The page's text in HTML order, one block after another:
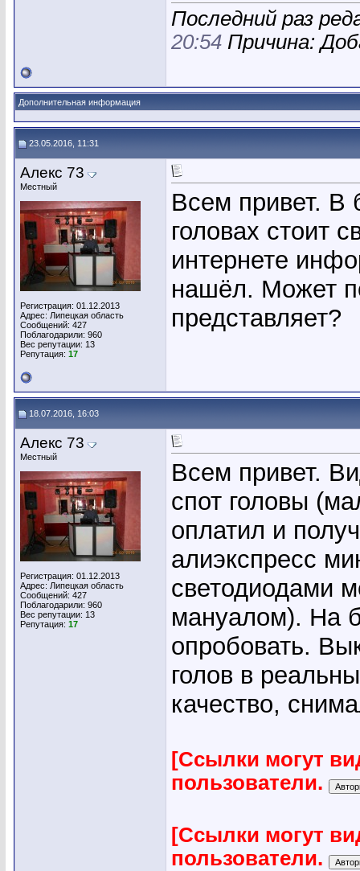
Последний раз
20:54 Причина:
Дополнительная информация
23.05.2016, 11:31
Алекс 73
Местный
Регистрация: 01.12.2013
Адрес: Липецкая область
Сообщений: 427
Поблагодарили: 960
Вес репутации: 13
Репутация: 17
Всем привет. В
головах стоит
интернете
нашёл. Может
представляет?
18.07.2016, 16:03
Алекс 73
Местный
Регистрация: 01.12.2013
Адрес: Липецкая область
Сообщений: 427
Поблагодарили: 960
Вес репутации: 13
Репутация: 17
Всем привет.
спот головы
оплатил и
алиэкспресс
светодиодами
мануалом). На
опробовать.
голов в
качество,
[Ссылки могут
пользователи.
[Ссылки могут
пользователи.